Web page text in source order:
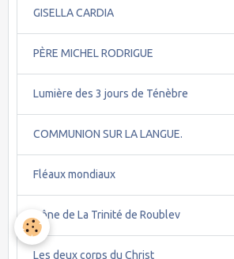
GISELLA CARDIA
PÈRE MICHEL RODRIGUE
Lumière des 3 jours de Ténèbre
COMMUNION SUR LA LANGUE.
Fléaux mondiaux
Icône de La Trinité de Roublev
Les deux corps du Christ